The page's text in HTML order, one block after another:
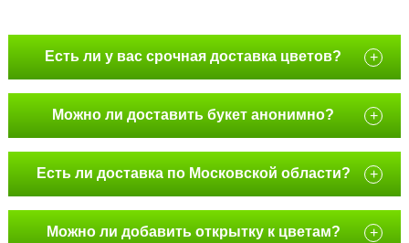
Есть ли у вас срочная доставка цветов? +
Можно ли доставить букет анонимно? +
Есть ли доставка по Московской области? +
Можно ли добавить открытку к цветам? +